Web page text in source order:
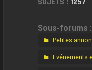
Sous-forums :
Petites
Evénements